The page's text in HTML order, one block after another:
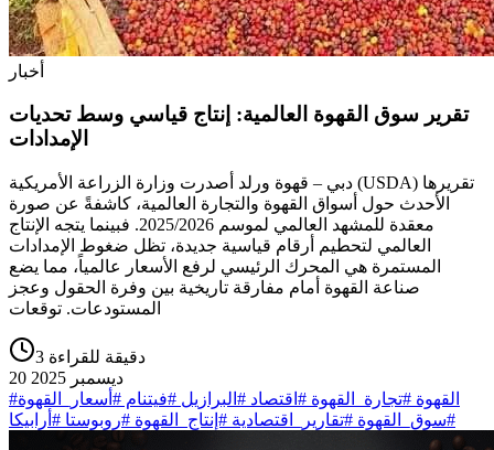
أخبار
تقرير سوق القهوة العالمية: إنتاج قياسي وسط تحديات
الإمدادات
دبي – قهوة ورلد أصدرت وزارة الزراعة الأمريكية (USDA) تقريرها
الأحدث حول أسواق القهوة والتجارة العالمية، كاشفةً عن صورة
معقدة للمشهد العالمي لموسم 2025/2026. فبينما يتجه الإنتاج
العالمي لتحطيم أرقام قياسية جديدة، تظل ضغوط الإمدادات
المستمرة هي المحرك الرئيسي لرفع الأسعار عالمياً، مما يضع
صناعة القهوة أمام مفارقة تاريخية بين وفرة الحقول وعجز
المستودعات. توقعات
3 دقيقة للقراءة
20 ديسمبر 2025
#القهوة #تجارة_القهوة #اقتصاد #البرازيل #فيتنام #أسعار_القهوة
#سوق_القهوة #تقارير_اقتصادية #إنتاج_القهوة #روبوستا #أرابيكا